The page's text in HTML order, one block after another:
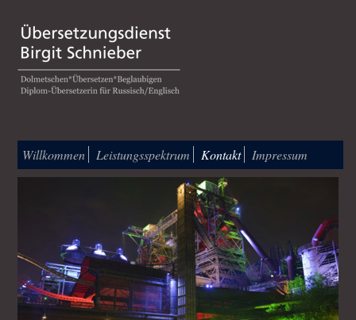
Willkommen Leistungsspektrum Kontakt Impressum